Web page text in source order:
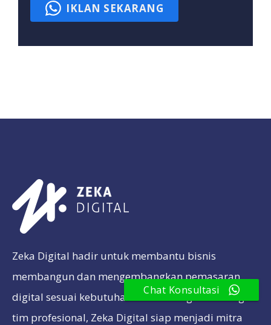
IKLAN SEKARANG
Zeka Digital hadir untuk membantu bisnis
membangun dan mengembangkan pemasaran
digital sesuai kebutuhan bisnis. Dengan dukungan
tim profesional, Zeka Digital siap menjadi mitra
Chat Konsultasi